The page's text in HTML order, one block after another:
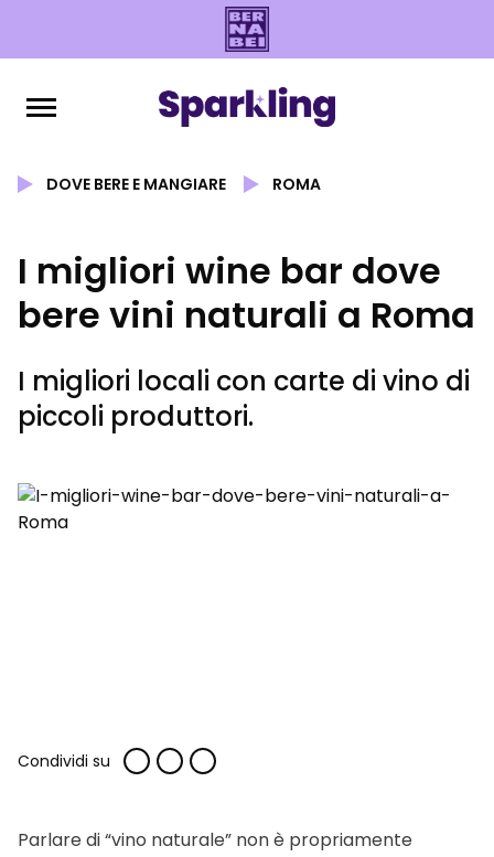
DOVE BERE E MANGIARE ROMA
I migliori wine bar dove
bere vini naturali a Roma
I migliori locali con carte di vino di
piccoli produttori.
Condividi su
Parlare di “vino naturale” non è propriamente